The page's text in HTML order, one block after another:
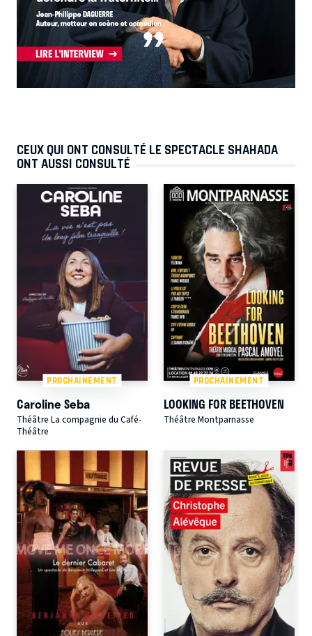
CEUX QUI ONT CONSULTÉ LE SPECTACLE SHAHADA
ONT AUSSI CONSULTÉ
PROCHAINEMENT
Caroline Seba
Théâtre La compagnie du Café-
Théâtre
PROCHAINEMENT
LOOKING FOR BEETHOVEN
Théâtre Montparnasse